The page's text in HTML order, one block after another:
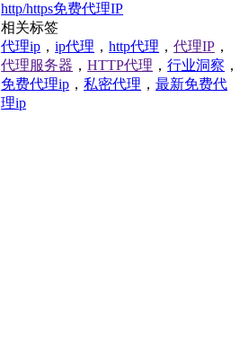
http/https免费代理IP
相关标签
代理ip ，ip代理 ，http代理 ，代理IP ，
代理服务器 ，HTTP代理 ，行业洞察 ，
免费代理ip ，私密代理 ，最新免费代
理ip